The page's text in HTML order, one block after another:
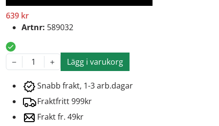
639 kr
Artnr: 589032
1 Lägg i varukorg
Snabb frakt, 1-3 arb.dagar
Fraktfritt 999kr
Frakt fr. 49kr